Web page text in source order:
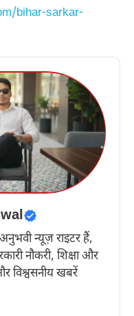
bihar-sarkar-
न्यूज़ राइटर हैं,
नौकरी, शिक्षा और
विश्वसनीय खबरें